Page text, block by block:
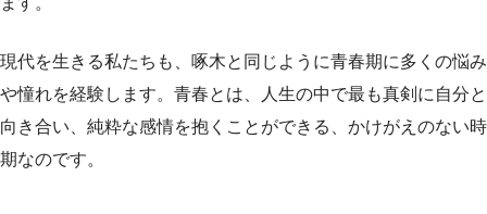
現代を生きる私たちも、啄木と同じように青春期に多くの悩み
や憧れを経験します。青春とは、人生の中で最も真剣に自分と
向き合い、純粋な感情を抱くことができる、かけがえのない時
期なのです。